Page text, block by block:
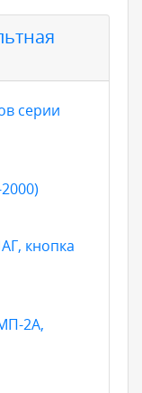
серии
кнопка
2А,